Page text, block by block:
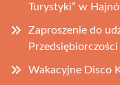
Turystyki” w
Zaproszenie do
Wakacyjne Disco